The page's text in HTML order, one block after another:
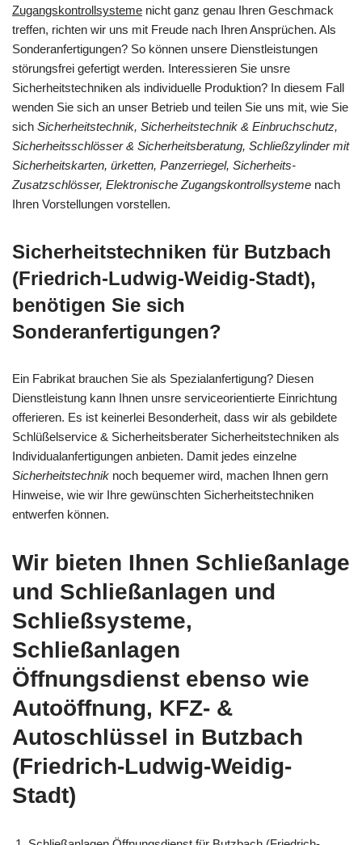
Zugangskontrollsysteme nicht ganz genau Ihren Geschmack
treffen, richten wir uns mit Freude nach Ihren Ansprüchen. Als
Sonderanfertigungen? So können unsere Dienstleistungen
störungsfrei gefertigt werden. Interessieren Sie unsre
Sicherheitstechniken als individuelle Produktion? In diesem Fall
wenden Sie sich an unser Betrieb und teilen Sie uns mit, wie Sie
sich Sicherheitstechnik, Sicherheitstechnik & Einbruchschutz,
Sicherheitsschlösser & Sicherheitsberatung, Schließzylinder mit
Sicherheitskarten, ürketten, Panzerriegel, Sicherheits-
Zusatzschlösser, Elektronische Zugangskontrollsysteme nach
Ihren Vorstellungen vorstellen.
Sicherheitstechniken für Butzbach
(Friedrich-Ludwig-Weidig-Stadt),
benötigen Sie sich
Sonderanfertigungen?
Ein Fabrikat brauchen Sie als Spezialanfertigung? Diesen
Dienstleistung kann Ihnen unsre serviceorientierte Einrichtung
offerieren. Es ist keinerlei Besonderheit, dass wir als gebildete
Schlüßelservice & Sicherheitsberater Sicherheitstechniken als
Individualanfertigungen anbieten. Damit jedes einzelne
Sicherheitstechnik noch bequemer wird, machen Ihnen gern
Hinweise, wie wir Ihre gewünschten Sicherheitstechniken
entwerfen können.
Wir bieten Ihnen Schließanlage
und Schließanlagen und
Schließsysteme,
Schließanlagen
Öffnungsdienst ebenso wie
Autoöffnung, KFZ- &
Autoschlüssel in Butzbach
(Friedrich-Ludwig-Weidig-
Stadt)